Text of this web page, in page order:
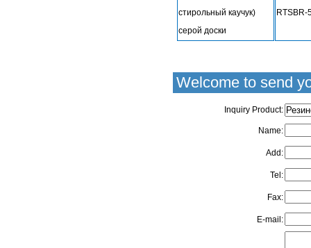
стирольный каучук)
серой доски
RTSBR-
Welcome to send
Inquiry Product:
Name:
Add:
Tel:
Fax:
E-mail: